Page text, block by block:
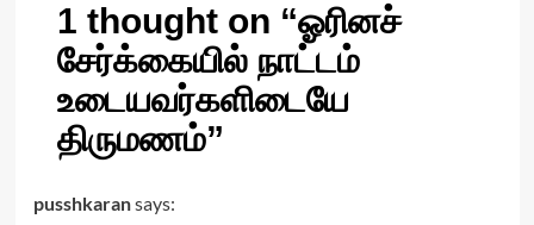
1 thought on “ஓரினச்
சேர்க்கையில் நாட்டம்
உடையவர்களிடையே
திருமணம்”
pusshkaransays: